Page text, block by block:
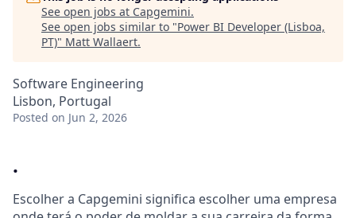
See open jobs at Capgemini.
See open jobs similar to "Power BI Developer (Lisboa,
PT)" Matt Wallaert.
Software Engineering
Lisbon, Portugal
Posted on Jun 2, 2026
.
Escolher a Capgemini significa escolher uma empresa